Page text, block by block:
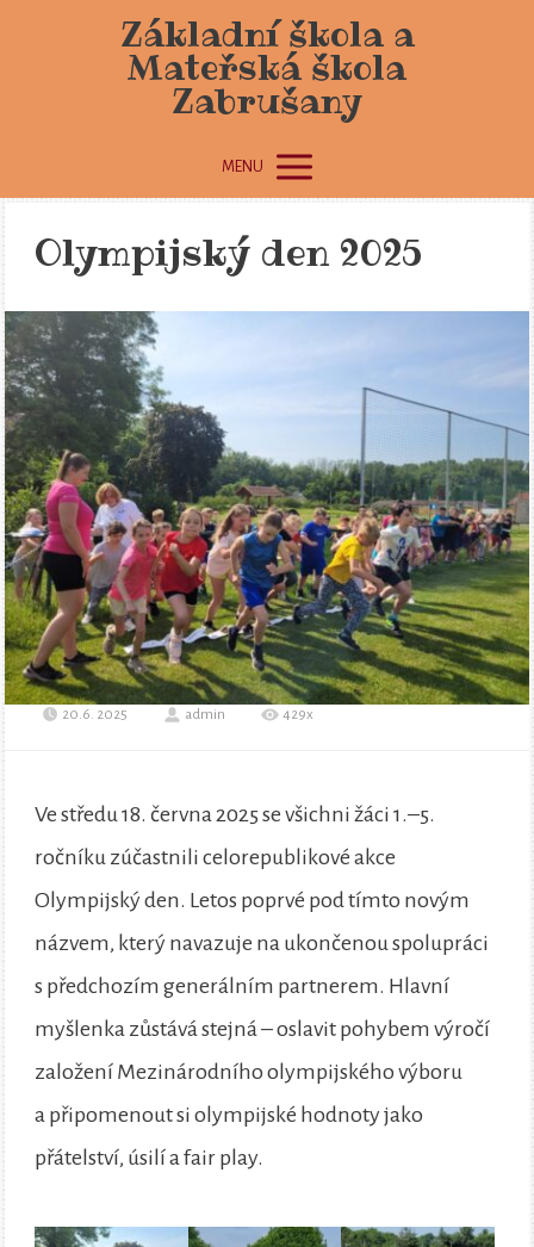
Základní škola a
Mateřská škola
Zabrušany
MENU
Olympijský den 2025
20.6. 2025 admin 429x
Ve středu 18. června 2025 se všichni žáci 1.–5.
ročníku zúčastnili celorepublikové akce
Olympijský den. Letos poprvé pod tímto novým
názvem, který navazuje na ukončenou spolupráci
s předchozím generálním partnerem. Hlavní
myšlenka zůstává stejná – oslavit pohybem výročí
založení Mezinárodního olympijského výboru
a připomenout si olympijské hodnoty jako
přátelství, úsilí a fair play.